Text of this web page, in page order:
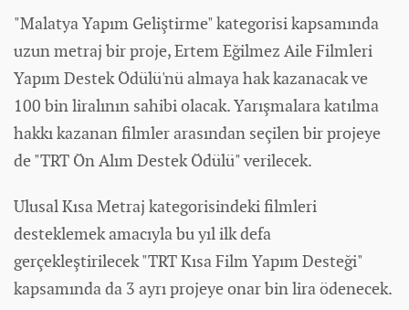
"Malatya Yapım Geliştirme" kategorisi kapsamında
uzun metraj bir proje, Ertem Eğilmez Aile Filmleri
Yapım Destek Ödülü'nü almaya hak kazanacak ve
100 bin liralının sahibi olacak. Yarışmalara katılma
hakkı kazanan filmler arasından seçilen bir projeye
de "TRT Ön Alım Destek Ödülü" verilecek.
Ulusal Kısa Metraj kategorisindeki filmleri
desteklemek amacıyla bu yıl ilk defa
gerçekleştirilecek "TRT Kısa Film Yapım Desteği"
kapsamında da 3 ayrı projeye onar bin lira ödenecek.